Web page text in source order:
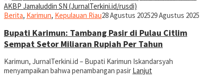
Berita, Karimun, Kepulauan Riaujurnal
28 Agustus 202529 Agustus 2025
Bupati Karimun: Tambang Pasir di Pulau Citlim
Sempat Setor Miliaran Rupiah Per Tahun
Karimun, JurnalTerkini.id – Bupati Karimun Iskandarsyah
menyampaikan bahwa penambangan pasir Lanjut